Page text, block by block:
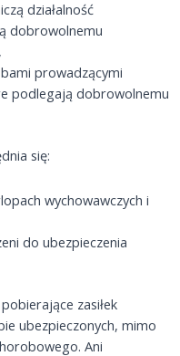
działalność
dobrowolnemu
prowadzącymi
podlegają dobrowolnemu
się:
wychowawczych i
do ubezpieczenia
zasiłek
ubezpieczonych, mimo
Ani